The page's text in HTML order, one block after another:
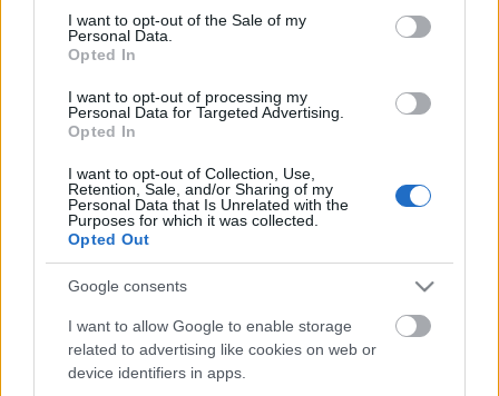
consent section.
I want to opt-out of the Sale of my
Personal Data.
Opted In
I want to opt-out of processing my
Personal Data for Targeted Advertising.
Opted In
I want to opt-out of Collection, Use,
Retention, Sale, and/or Sharing of my
Personal Data that Is Unrelated with the
Purposes for which it was collected.
Opted Out
Google consents
I want to allow Google to enable storage
related to advertising like cookies on web or
device identifiers in apps.
szúnyoginvázió elkerülésében
HIRDETÉS